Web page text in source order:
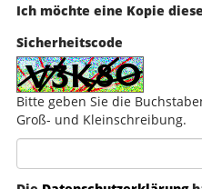
Ich möchte eine Kopie
Sicherheitscode
Bitte geben Sie die
Groß- und Kleinschreibung.